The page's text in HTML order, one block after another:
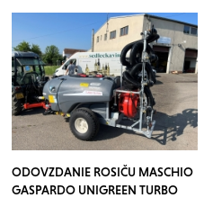
ODOVZDANIE ROSIČU MASCHIO
GASPARDO UNIGREEN TURBO